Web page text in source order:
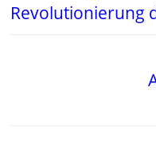
Revolutionierung